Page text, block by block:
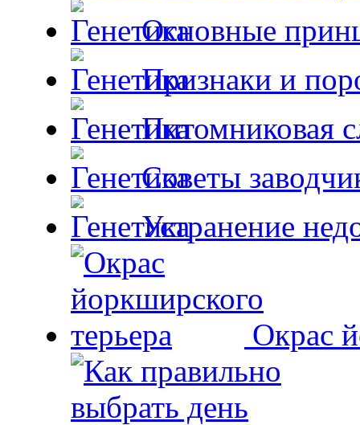
Основные
Признаки и
Питомниковая
Советы
Устранение
Окрас